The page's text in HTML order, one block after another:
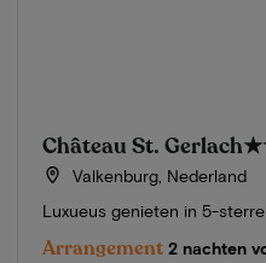
Château St. Gerlach
Valkenburg, Nederland
Luxueus genieten in 5-
Arrangement 2 nachten